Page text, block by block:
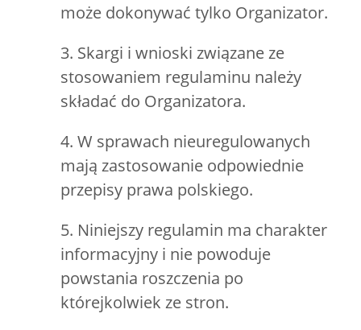
może dokonywać tylko Organizator.
3. Skargi i wnioski związane ze
stosowaniem regulaminu należy
składać do Organizatora.
4. W sprawach nieuregulowanych
mają zastosowanie odpowiednie
przepisy prawa polskiego.
5. Niniejszy regulamin ma charakter
informacyjny i nie powoduje
powstania roszczenia po
którejkolwiek ze stron.